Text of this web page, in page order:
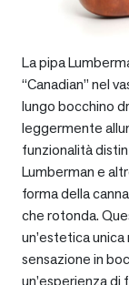
La pipa
“Canadian” nel
lungo bocchino
leggermente
funzionalità
Lumberman e
forma della
che rotonda.
un’estetica unica
sensazione in
un’esperienza